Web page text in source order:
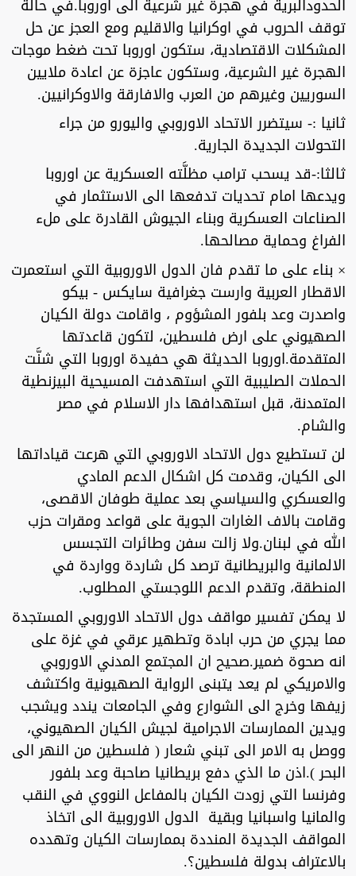
توقف الحروب في اوكرانيا والاقليم ومع العجز عن حل
المشكلات الاقتصادية، ستكون اوروبا تحت ضغط موجات
الهجرة غير الشرعية، وستكون عاجزة عن اعادة ملايين
السوريين وغيرهم من العرب والافارقة والاوكرانيين.
ثانيا :- سيتضرر الاتحاد الاوروبي واليورو من جراء
التحولات الجديدة الجارية.
ثالثا:-قد يسحب ترامب مظلَّته العسكرية عن اوروبا
ويدعها امام تحديات تدفعها الى الاستثمار في
الصناعات العسكرية وبناء الجيوش القادرة على ملء
الفراغ وحماية مصالحها.
× بناء على ما تقدم فان الدول الاوروبية التي استعمرت
الاقطار العربية وارست جغرافية سايكس - بيكو
واصدرت وعد بلفور المشؤوم ، واقامت دولة الكيان
الصهيوني على ارض فلسطين، لتكون قاعدتها
المتقدمة.اوروبا الحديثة هي حفيدة اوروبا التي شنَّت
الحملات الصليبية التي استهدفت المسيحية البيزنطية
المتمدنة، قبل استهدافها دار الاسلام في مصر
والشام.
لن تستطيع دول الاتحاد الاوروبي التي هرعت قياداتها
الى الكيان، وقدمت كل اشكال الدعم المادي
والعسكري والسياسي بعد عملية طوفان الاقصى،
وقامت بالاف الغارات الجوية على قواعد ومقرات حزب
الله في لبنان.ولا زالت سفن وطائرات التجسس
الالمانية والبريطانية ترصد كل شاردة وواردة في
المنطقة، وتقدم الدعم اللوجستي المطلوب.
لا يمكن تفسير مواقف دول الاتحاد الاوروبي المستجدة
مما يجري من حرب ابادة وتطهير عرقي في غزة على
انه صحوة ضمير.صحيح ان المجتمع المدني الاوروبي
والامريكي لم يعد يتبنى الرواية الصهيونية واكتشف
زيفها وخرج الى الشوارع وفي الجامعات يندد ويشجب
ويدين الممارسات الاجرامية لجيش الكيان الصهيوني،
ووصل به الامر الى تبني شعار ( فلسطين من النهر الى
البحر ).اذن ما الذي دفع بريطانيا صاحبة وعد بلفور
وفرنسا التي زودت الكيان بالمفاعل النووي في النقب
والمانيا واسبانيا وبقية الدول الاوروبية الى اتخاذ
المواقف الجديدة المنددة بممارسات الكيان وتهدده
بالاعتراف بدولة فلسطين؟.